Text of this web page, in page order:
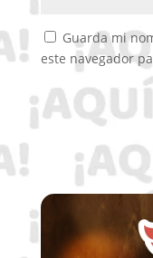
Guarda mi
este navegador